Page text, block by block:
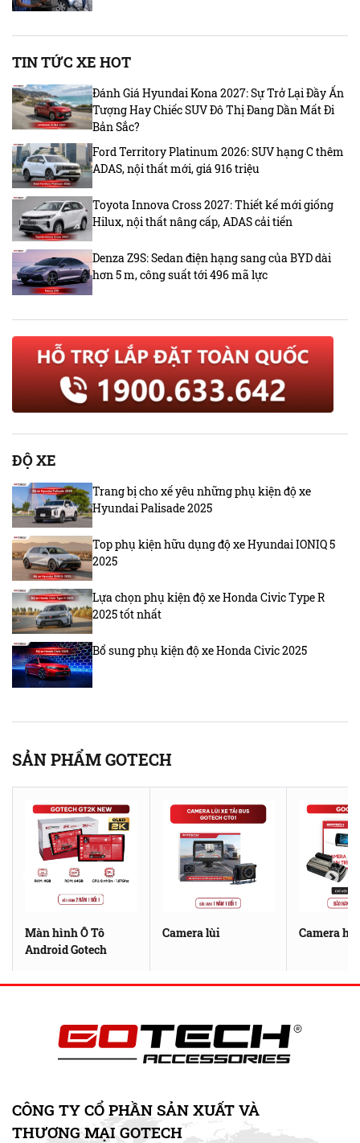
TIN TỨC XE HOT
Đánh Giá Hyundai Kona 2027: Sự Trở Lại Đầy Ấn
Tượng Hay Chiếc SUV Đô Thị Đang Dần Mất Đi
Bản Sắc?
Ford Territory Platinum 2026: SUV hạng C thêm
ADAS, nội thất mới, giá 916 triệu
Toyota Innova Cross 2027: Thiết kế mới giống
Hilux, nội thất nâng cấp, ADAS cải tiến
Denza Z9S: Sedan điện hạng sang của BYD dài
hơn 5 m, công suất tới 496 mã lực
ĐỘ XE
Trang bị cho xế yêu những phụ kiện độ xe
Hyundai Palisade 2025
Top phụ kiện hữu dụng độ xe Hyundai IONIQ 5
2025
Lựa chọn phụ kiện độ xe Honda Civic Type R
2025 tốt nhất
Bổ sung phụ kiện độ xe Honda Civic 2025
SẢN PHẨM GOTECH
Màn hình Ô Tô
Android Gotech
Camera lùi Camera
CÔNG TY CỔ PHẦN SẢN XUẤT VÀ
THƯƠNG MẠI GOTECH